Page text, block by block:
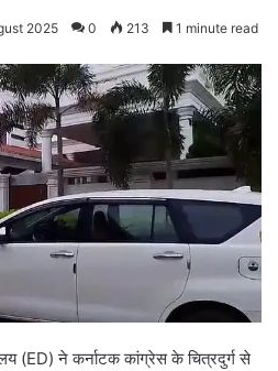
2025 0 213 1 minute read
(ED) ने कर्नाटक कांग्रेस के चित्रदुर्ग से